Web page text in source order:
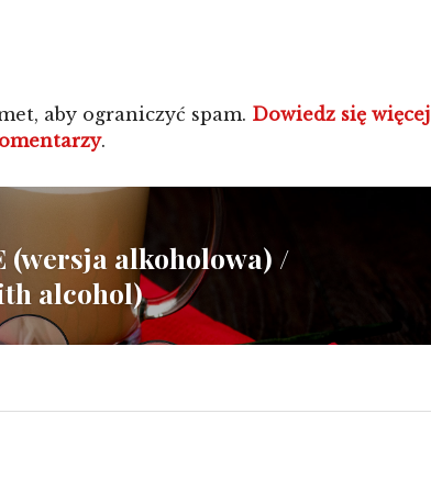
aby ograniczyć spam. Dowiedz się więcej
.
(wersja alkoholowa) /
alcohol)